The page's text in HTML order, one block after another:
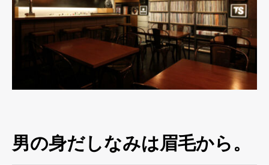
男の身だしなみは眉毛から。